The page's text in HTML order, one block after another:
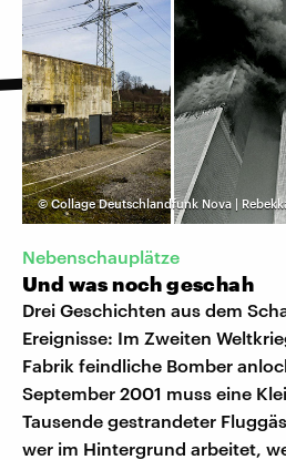
©Collage Deutschlandfunk Nova |
Nebenschauplätze
Und was noch geschah
Drei Geschichten aus dem
Ereignisse: Im Zweiten
Fabrik feindliche Bomber
September 2001 muss eine
Tausende gestrandeter
wer im Hintergrund arbeitet,